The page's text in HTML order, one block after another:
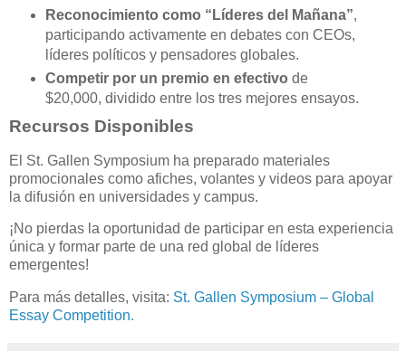
Reconocimiento como “Líderes del Mañana”,
participando activamente en debates con CEOs,
líderes políticos y pensadores globales.
Competir por un premio en efectivo de
$20,000, dividido entre los tres mejores ensayos.
Recursos Disponibles
El St. Gallen Symposium ha preparado materiales
promocionales como afiches, volantes y videos para apoyar
la difusión en universidades y campus.
¡No pierdas la oportunidad de participar en esta experiencia
única y formar parte de una red global de líderes
emergentes!
Para más detalles, visita: St. Gallen Symposium – Global
Essay Competition.